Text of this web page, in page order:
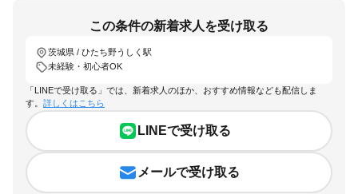
この条件の新着求人を受け取る
茨城県 / ひたち野うしく駅
未経験・初心者OK
「LINEで受け取る」では、新着求人のほか、おすすめ情報なども配信しま
す。 詳しくはこちら
LINEで受け取る
メールで受け取る